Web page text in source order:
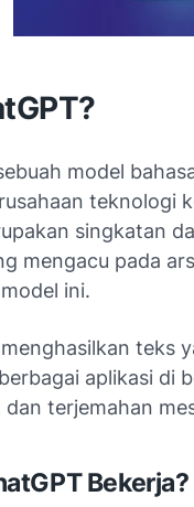
model
teknologi
singkatan
mengacu pada
ini.
teks
aplikasi di
dan terjemahan
Bekerja?